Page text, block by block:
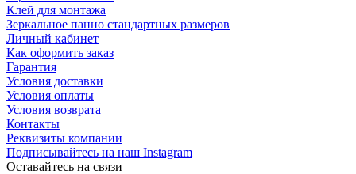
Клей для монтажа
Зеркальное панно стандартных размеров
Личный кабинет
Как оформить заказ
Гарантия
Условия доставки
Условия оплаты
Условия возврата
Контакты
Реквизиты компании
Подписывайтесь на наш Instagram
Оставайтесь на связи